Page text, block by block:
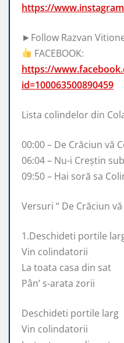
https://
►Follow Razvan
FACEBOOK:
https://
id=100063500890459
Lista colindelor din
00:00 – De Crăciun vă
06:04 – Nu-i Creștin
09:50 – Hai soră sa
Versuri “ De Crăciun
1.Deschideti portile
Vin colindatorii
La toata casa din sat
Pân’ s-arata zorii
Deschideti portile larg
Vin colindatorii